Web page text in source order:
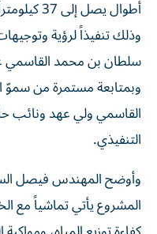
وذلك تنفيذاً لرؤية
سلطان بن محمد القاسمي
وبمتابعة مستمرة من
القاسمي ولي عهد ونائب
التنفيذي.
وأوضح المهندس فيصل
المشروع يأتي تماشياً مع